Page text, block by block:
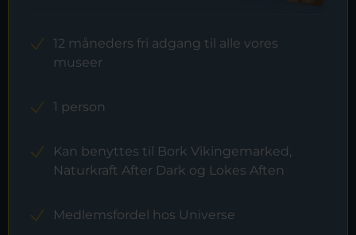
12 måneders fri adgang til alle vores
museer
1 person
Kan benyttes til Bork Vikingemarked,
Naturkraft After Dark og Lokes Aften
Medlemsfordel hos Universe